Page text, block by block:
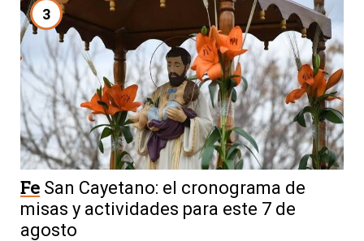
3
Fe San Cayetano: el cronograma de
misas y actividades para este 7 de
agosto